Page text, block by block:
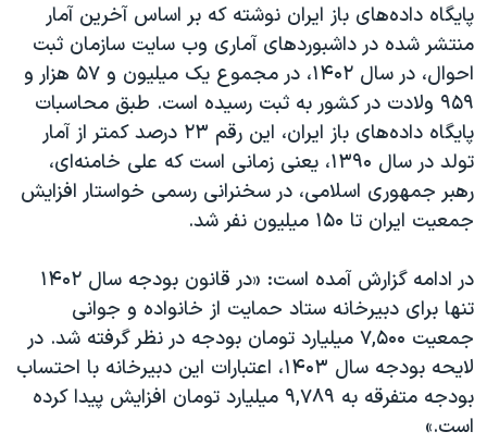
پایگاه داده‌های باز ایران نوشته که بر اساس آخرین آمار
منتشر شده در داشبوردهای آماری وب سایت سازمان ثبت
احوال، در سال ۱۴۰۲، در مجموع یک میلیون و ۵۷ هزار و
۹۵۹ ولادت در کشور به ثبت رسیده است. طبق محاسبات
پایگاه داده‌های باز ایران، این رقم ۲۳ درصد کمتر از آمار
تولد در سال ۱۳۹۰، یعنی زمانی است که علی خامنه‌‌ای،
رهبر جمهوری اسلامی، در سخنرانی رسمی خواستار افزایش
جمعیت ایران تا ۱۵۰ میلیون نفر شد.
در ادامه گزارش آمده است: «در قانون بودجه سال ۱۴۰۲
تنها برای دبیرخانه ستاد حمایت از خانواده و جوانی
جمعیت ۷,۵۰۰ میلیارد تومان بودجه در نظر گرفته شد. در
لایحه بودجه سال ۱۴۰۳، اعتبارات این دبیرخانه با احتساب
بودجه متفرقه به ۹,۷۸۹ میلیارد تومان افزایش پیدا کرده
است.»